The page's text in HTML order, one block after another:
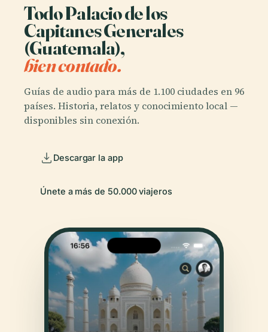
Todo Palacio de los
Capitanes Generales
(Guatemala),
bien contado.
Guías de audio para más de 1.100 ciudades en 96
países. Historia, relatos y conocimiento local —
disponibles sin conexión.
Descargar la app
Únete a más de 50.000 viajeros